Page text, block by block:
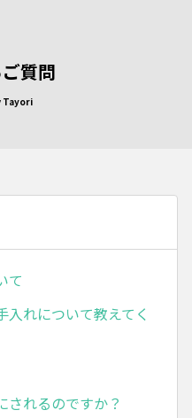
質問
Tayori
て
れについて教えてく
されるのですか？